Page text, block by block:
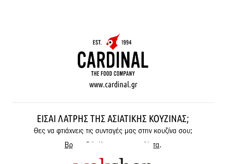
www.cardinal.gr
ΕΊΣΑΙ ΛΆΤΡΗΣ ΤΗΣ ΑΣΙΑΤΙΚΉΣ ΚΟΥΖΊΝΑΣ;
Θες να φτιάχνεις τις συνταγές μας στην κουζίνα σου;
Βρες εδώ όλα μας τα προϊόντα.